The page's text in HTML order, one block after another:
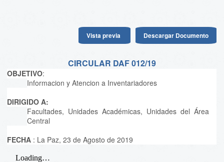
Vista previa Descargar Documento
CIRCULAR DAF 012/19
OBJETIVO:
Informacion y Atencion a Inventariadores
DIRIGIDO A:
Facultades, Unidades Académicas, Unidades del Área
Central
FECHA : La Paz, 23 de Agosto de 2019